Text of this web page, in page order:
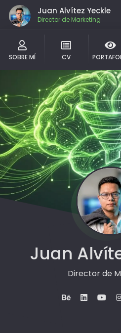
Juan Alvítez Yeckle
Director de Marketing
SOBRE MÍ CV
Juan
Director de